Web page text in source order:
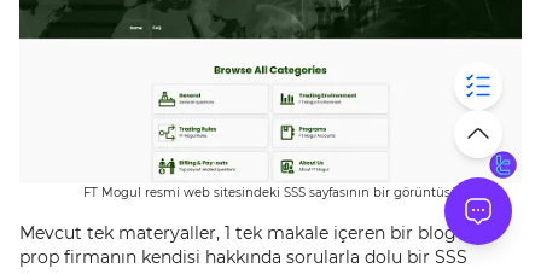
FT Mogul resmi web sitesindeki SSS sayfasının bir görüntüsü
Mevcut tek materyaller, 1 tek makale içeren bir blog ve
prop firmanın kendisi hakkında sorularla dolu bir SSS